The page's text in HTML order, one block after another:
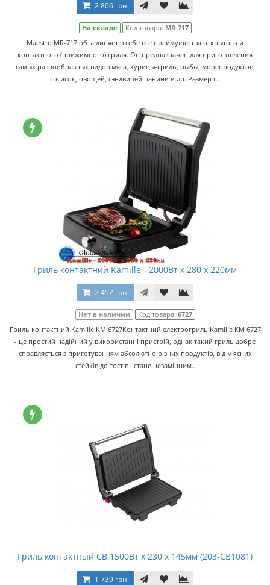
2 806 грн.
На складе Код товара: MR-717
Maestro MR-717 объединяет в себе все преимущества открытого и
контактного (прижимного) гриля. Он предназначен для приготовления
самых разнообразных видов мяса, курицы-гриль, рыбы, морепродуктов,
сосисок, овощей, сэндвичей панини и др. Размер г..
Гриль контактний Kamille - 2000Вт x 280 x 220мм
2 452 грн.
Нет в наличии Код товара: 6727
Гриль контактний Kamille KM 6727Контактний електрогриль Kamille KM 6727
- це простий надійний у використанні пристрій, однак такий гриль добре
справляється з приготуванням абсолютно різних продуктів, від м'ясних
стейків до тостів і стане незамінним..
Гриль контактный CB 1500Вт x 230 x 145мм (203-CB1081)
1 739 грн.